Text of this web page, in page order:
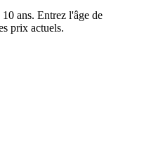
ans. Entrez l'âge de
prix actuels.